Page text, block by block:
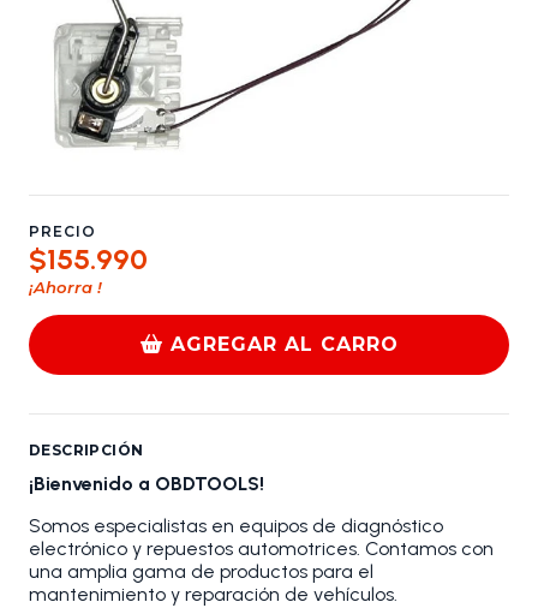
PRECIO
$155.990
¡Ahorra !
AGREGAR AL CARRO
DESCRIPCIÓN
¡Bienvenido a OBDTOOLS!
Somos especialistas en equipos de diagnóstico
electrónico y repuestos automotrices. Contamos con
una amplia gama de productos para el
mantenimiento y reparación de vehículos.